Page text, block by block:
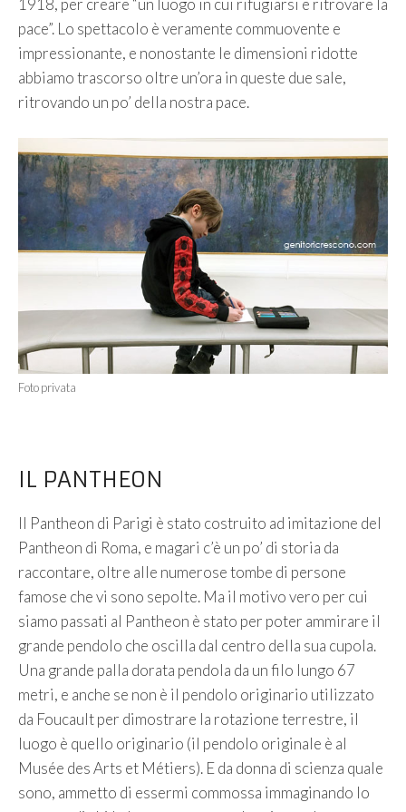
1918, per creare “un luogo in cui rifugiarsi e ritrovare la
pace”. Lo spettacolo è veramente commuovente e
impressionante, e nonostante le dimensioni ridotte
abbiamo trascorso oltre un’ora in queste due sale,
ritrovando un po’ della nostra pace.
Foto privata
IL PANTHEON
Il Pantheon di Parigi è stato costruito ad imitazione del
Pantheon di Roma, e magari c’è un po’ di storia da
raccontare, oltre alle numerose tombe di persone
famose che vi sono sepolte. Ma il motivo vero per cui
siamo passati al Pantheon è stato per poter ammirare il
grande pendolo che oscilla dal centro della sua cupola.
Una grande palla dorata pendola da un filo lungo 67
metri, e anche se non è il pendolo originario utilizzato
da Foucault per dimostrare la rotazione terrestre, il
luogo è quello originario (il pendolo originale è al
Musée des Arts et Métiers). E da donna di scienza quale
sono, ammetto di essermi commossa immaginando lo